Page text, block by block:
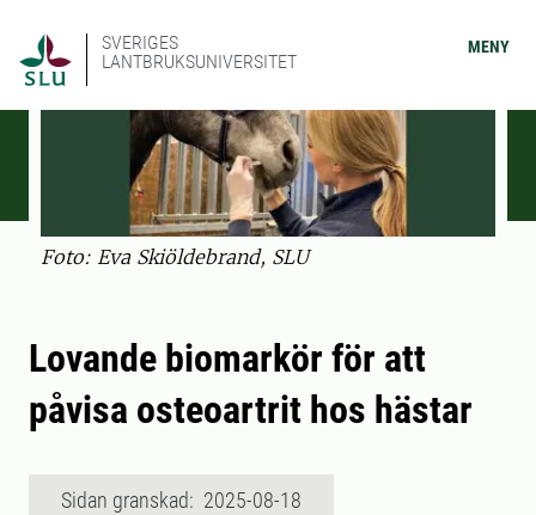
SVERIGES
LANTBRUKSUNIVERSITET
MENY
Foto: Eva Skiöldebrand, SLU
Lovande biomarkör för att
påvisa osteoartrit hos hästar
Sidan granskad: 2025-08-18